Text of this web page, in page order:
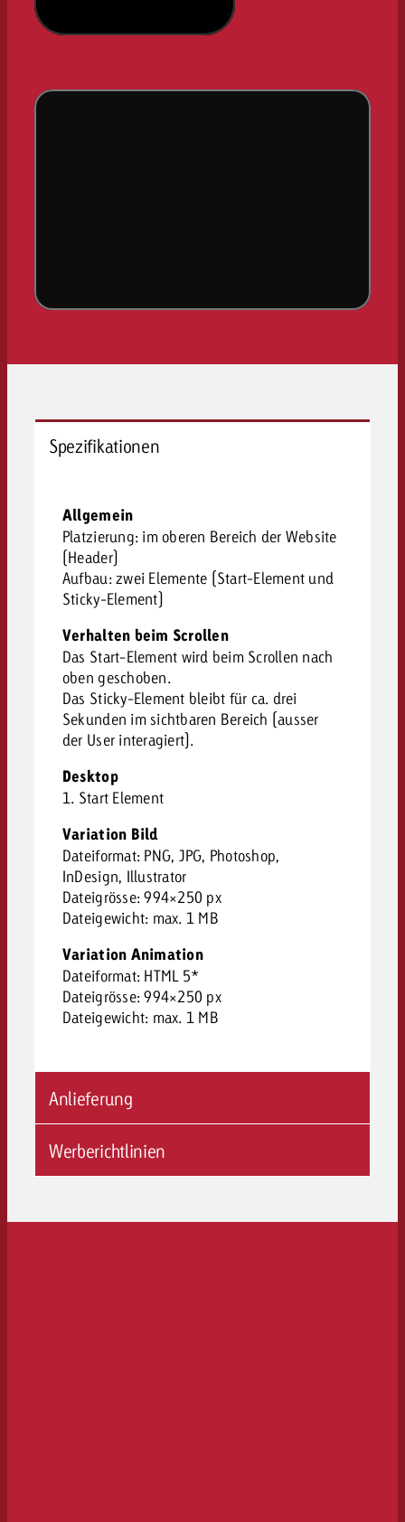
Spezifikationen
Allgemein
Platzierung: im oberen Bereich der Website
(Header)
Aufbau: zwei Elemente (Start-Element und
Sticky-Element)
Verhalten beim Scrollen
Das Start-Element wird beim Scrollen nach
oben geschoben.
Das Sticky-Element bleibt für ca. drei
Sekunden im sichtbaren Bereich (ausser
der User interagiert).
Desktop
1. Start Element
Variation Bild
Dateiformat: PNG, JPG, Photoshop,
InDesign, Illustrator
Dateigrösse: 994×250 px
Dateigewicht: max. 1 MB
Variation Animation
Dateiformat: HTML 5*
Dateigrösse: 994×250 px
Dateigewicht: max. 1 MB
Anlieferung
Werberichtlinien